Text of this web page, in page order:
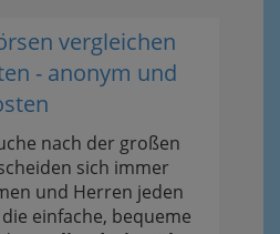
vergleichen
- anonym und
nach der großen
sich immer
und Herren jeden
einfache, bequeme